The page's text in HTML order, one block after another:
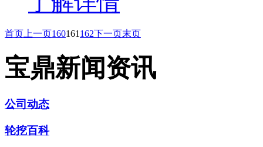
首页 上一页160161 162下一页末页
宝鼎新闻资讯
公司动态
轮挖百科